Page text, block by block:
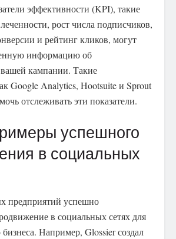
эффективности (KPI), такие
рост числа подписчиков,
и рейтинг кликов, могут
информацию об
кампании. Такие
Google Analytics, Hootsuite и Sprout
отслеживать эти показатели.
успешного
в социальных
предприятий успешно
в социальных сетях для
бизнеса. Например, Glossier создал